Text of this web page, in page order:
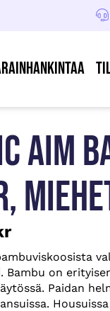
AIM
Bambu on
Paidan